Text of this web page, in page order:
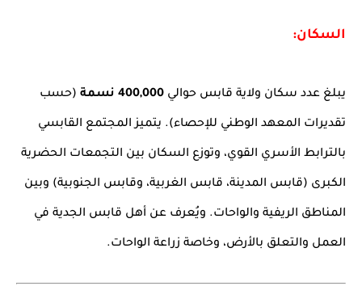
السكان:
يبلغ عدد سكان ولاية قابس حوالي 400,000 نسمة (حسب
تقديرات المعهد الوطني للإحصاء). يتميز المجتمع القابسي
بالترابط الأسري القوي، وتوزع السكان بين التجمعات الحضرية
الكبرى (قابس المدينة، قابس الغربية، وقابس الجنوبية) وبين
المناطق الريفية والواحات. ويُعرف عن أهل قابس الجدية في
العمل والتعلق بالأرض، وخاصة زراعة الواحات.